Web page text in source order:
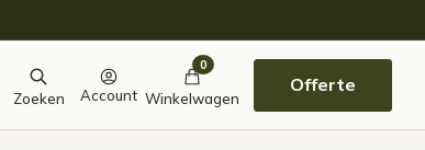
Zoeken Account
0
Winkelwagen
Offerte